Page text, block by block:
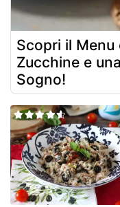
Scopri il Menu
Zucchine e
Sogno!